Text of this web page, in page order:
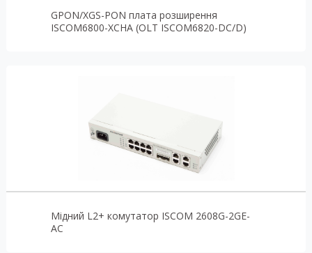
GPON/XGS-PON плата розширення
ISCOM6800-XCHA (OLT ISCOM6820-DC/D)
Мідний L2+ комутатор ISCOM 2608G-2GE-
AC